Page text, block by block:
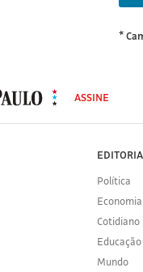
*
ASSINE
Política
Economia
Cotidiano
Educação
Mundo